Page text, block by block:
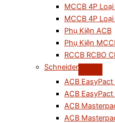
MCCB 4P
MCCB 4P
Phụ Kiện ACB
Phụ Kiện
RCCB RCBO
Schneider
ACB
ACB EasyPact
ACB
ACB